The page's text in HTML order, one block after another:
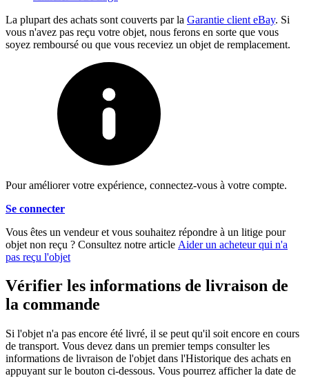
La plupart des achats sont couverts par la Garantie client eBay. Si
vous n'avez pas reçu votre objet, nous ferons en sorte que vous
soyez remboursé ou que vous receviez un objet de remplacement.
Pour améliorer votre expérience, connectez-vous à votre compte.
Se connecter
Vous êtes un vendeur et vous souhaitez répondre à un litige pour
objet non reçu ? Consultez notre article Aider un acheteur qui n'a
pas reçu l'objet
Vérifier les informations de livraison de
la commande
Si l'objet n'a pas encore été livré, il se peut qu'il soit encore en cours
de transport. Vous devez dans un premier temps consulter les
informations de livraison de l'objet dans l'Historique des achats en
appuyant sur le bouton ci-dessous. Vous pourrez afficher la date de